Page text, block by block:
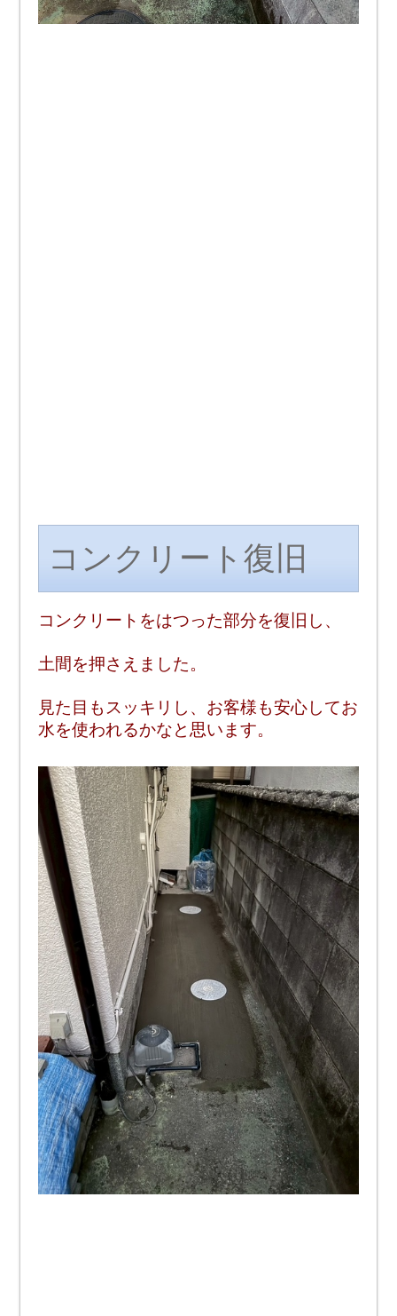
コンクリート復旧
コンクリートをはつった部分を復旧し、
土間を押さえました。
見た目もスッキリし、お客様も安心してお
水を使われるかなと思います。